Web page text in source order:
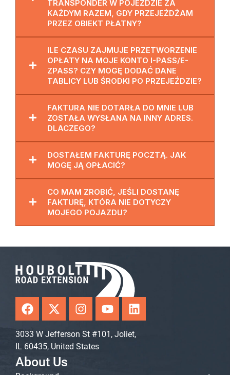
TRANSPONDER W POJEŹDZIE ZA
KAŻDYM RAZEM, GDY PRZEJEŻDŻAM
PRZEZ OBIEKT PŁATNY?
ILE CZASU ZAJMUJE PRZETWORZENIE
OPŁATY NA MOJE KONTO I-PASS/E-
ZPASS? CZY MOGĘ DODAĆ DANE
TABLICY LUB ŚRODKI PO PRZEJEŹDZIE?
FAKTURA NIE DOTARŁA DO MNIE LUB
ZOSTAŁA WYSŁANA NA INNY ADRES.
DLACZEGO?
DOSTAŁEM FAKTURĘ POCZTĄ. JAK
MOGĘ JĄ OPŁACIĆ?
CO MAM ZROBIĆ, JEŚLI DOSTANĘ
FAKTURĘ, KTÓRA NIE DOTYCZY
MOJEGO POJAZDU?
F
a
e
b
o
X
-
w
i
t
I
n
t
a
Y
o
t
L
i
k
3033 W Jefferson St #101, Joliet,
IL 60435, United States
About Us